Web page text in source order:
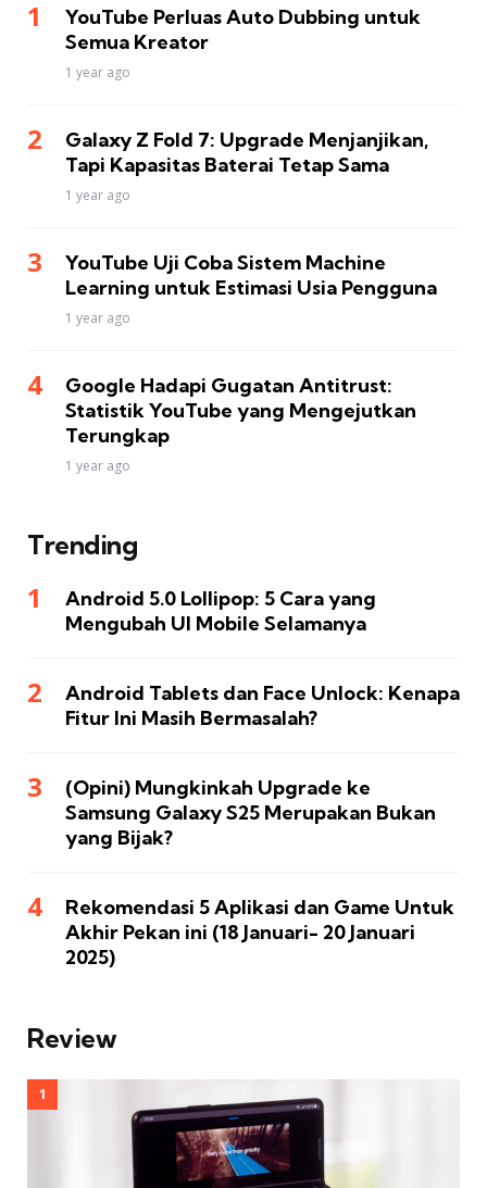
YouTube Perluas Auto Dubbing untuk
Semua Kreator
1 year ago
Galaxy Z Fold 7: Upgrade Menjanjikan,
Tapi Kapasitas Baterai Tetap Sama
1 year ago
YouTube Uji Coba Sistem Machine
Learning untuk Estimasi Usia Pengguna
1 year ago
Google Hadapi Gugatan Antitrust:
Statistik YouTube yang Mengejutkan
Terungkap
1 year ago
Trending
Android 5.0 Lollipop: 5 Cara yang
Mengubah UI Mobile Selamanya
Android Tablets dan Face Unlock: Kenapa
Fitur Ini Masih Bermasalah?
(Opini) Mungkinkah Upgrade ke
Samsung Galaxy S25 Merupakan Bukan
yang Bijak?
Rekomendasi 5 Aplikasi dan Game Untuk
Akhir Pekan ini (18 Januari- 20 Januari
2025)
Review